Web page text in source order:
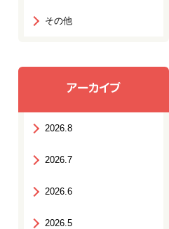
その他
2026.8
2026.7
2026.6
2026.5